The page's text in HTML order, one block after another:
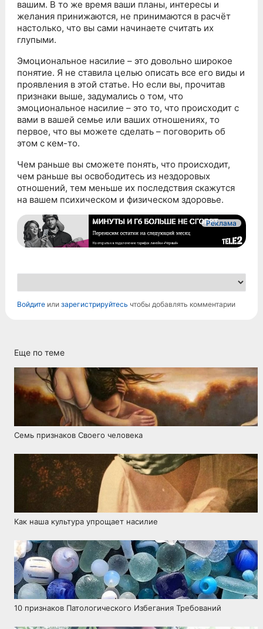
вашим. В то же время ваши планы, интересы и
желания принижаются, не принимаются в расчёт
настолько, что вы сами начинаете считать их
глупыми.
Эмоциональное насилие – это довольно широкое
понятие. Я не ставила целью описать все его виды и
проявления в этой статье. Но если вы, прочитав
признаки выше, задумались о том, что
эмоциональное насилие – это то, что происходит с
вами в вашей семье или ваших отношениях, то
первое, что вы можете сделать – поговорить об
этом с кем-то.
Чем раньше вы сможете понять, что происходит,
чем раньше вы освободитесь из нездоровых
отношений, тем меньше их последствия скажутся
на вашем психическом и физическом здоровье.
Реклама
Войдите илизарегистрируйтесь чтобы добавлять комментарии
Еще по теме
Семь признаков Своего человека
Как наша культура упрощает насилие
10 признаков Патологического Избегания Требований